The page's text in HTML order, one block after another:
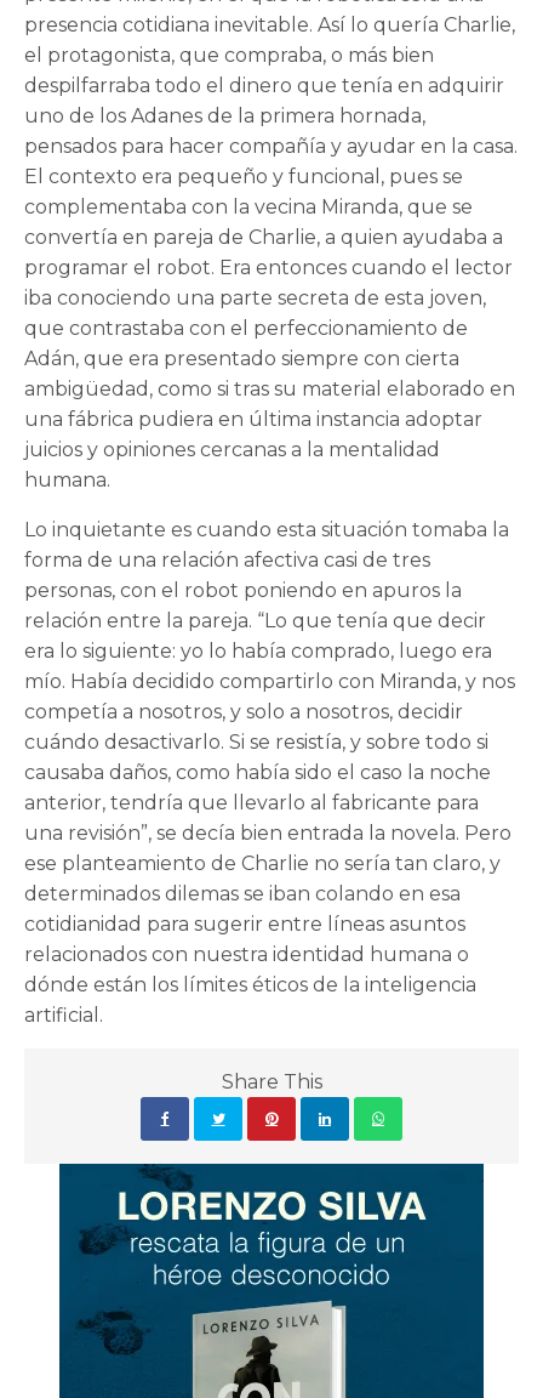
presencia cotidiana inevitable. Así lo quería Charlie,
el protagonista, que compraba, o más bien
despilfarraba todo el dinero que tenía en adquirir
uno de los Adanes de la primera hornada,
pensados para hacer compañía y ayudar en la casa.
El contexto era pequeño y funcional, pues se
complementaba con la vecina Miranda, que se
convertía en pareja de Charlie, a quien ayudaba a
programar el robot. Era entonces cuando el lector
iba conociendo una parte secreta de esta joven,
que contrastaba con el perfeccionamiento de
Adán, que era presentado siempre con cierta
ambigüedad, como si tras su material elaborado en
una fábrica pudiera en última instancia adoptar
juicios y opiniones cercanas a la mentalidad
humana.
Lo inquietante es cuando esta situación tomaba la
forma de una relación afectiva casi de tres
personas, con el robot poniendo en apuros la
relación entre la pareja. “Lo que tenía que decir
era lo siguiente: yo lo había comprado, luego era
mío. Había decidido compartirlo con Miranda, y nos
competía a nosotros, y solo a nosotros, decidir
cuándo desactivarlo. Si se resistía, y sobre todo si
causaba daños, como había sido el caso la noche
anterior, tendría que llevarlo al fabricante para
una revisión”, se decía bien entrada la novela. Pero
ese planteamiento de Charlie no sería tan claro, y
determinados dilemas se iban colando en esa
cotidianidad para sugerir entre líneas asuntos
relacionados con nuestra identidad humana o
dónde están los límites éticos de la inteligencia
artificial.
Share This